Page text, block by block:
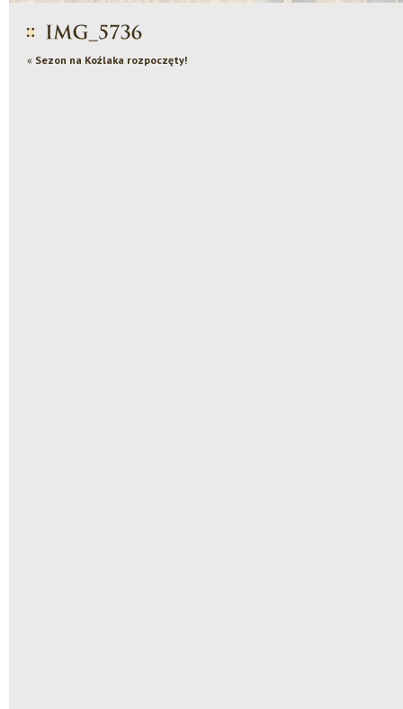
« Sezon na Koźlaka rozpoczęty!